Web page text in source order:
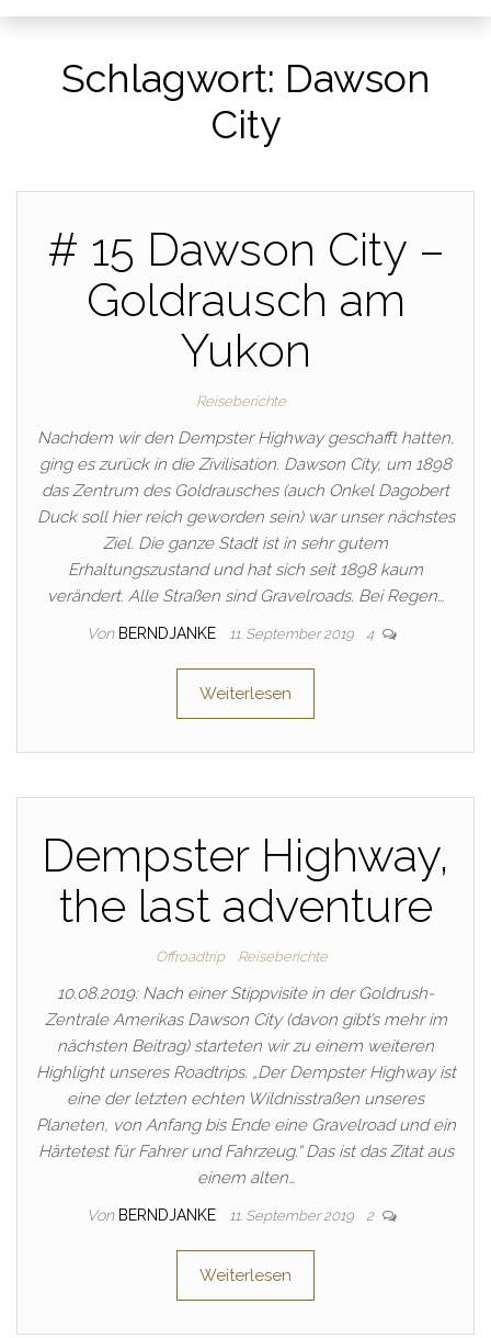
Schlagwort: Dawson
City
# 15 Dawson City –
Goldrausch am
Yukon
Reiseberichte
Nachdem wir den Dempster Highway geschafft hatten,
ging es zurück in die Zivilisation. Dawson City, um 1898
das Zentrum des Goldrausches (auch Onkel Dagobert
Duck soll hier reich geworden sein) war unser nächstes
Ziel. Die ganze Stadt ist in sehr gutem
Erhaltungszustand und hat sich seit 1898 kaum
verändert. Alle Straßen sind Gravelroads. Bei Regen…
Von BERNDJANKE 11. September 2019 4
Weiterlesen
Dempster Highway,
the last adventure
Offroadtrip Reiseberichte
10.08.2019: Nach einer Stippvisite in der Goldrush-
Zentrale Amerikas Dawson City (davon gibt’s mehr im
nächsten Beitrag) starteten wir zu einem weiteren
Highlight unseres Roadtrips. „Der Dempster Highway ist
eine der letzten echten Wildnisstraßen unseres
Planeten, von Anfang bis Ende eine Gravelroad und ein
Härtetest für Fahrer und Fahrzeug.“ Das ist das Zitat aus
einem alten…
Von BERNDJANKE 11. September 2019 2
Weiterlesen